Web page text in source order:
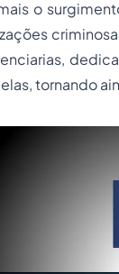
o
tornando